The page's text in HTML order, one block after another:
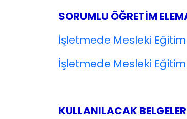
SORUMLU ÖĞRETİM
İşletmede Mesleki
İşletmede Mesleki
KULLANILACAK BELGELER